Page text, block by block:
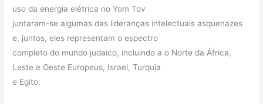
uso da energia elétrica no Yom Tov
juntaram-se algumas das lideranças intelectuais asquenazes
e, juntos, eles representam o espectro
completo do mundo judaico, incluindo a o Norte da África,
Leste e Oeste Europeus, Israel, Turquia
e Egito.